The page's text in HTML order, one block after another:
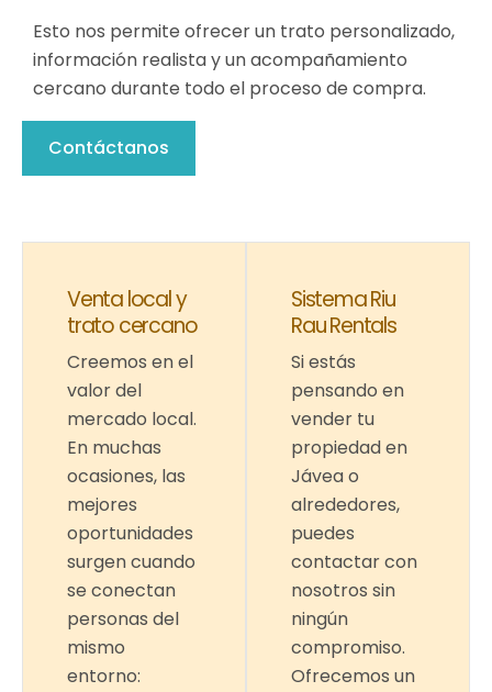
Esto nos permite ofrecer un trato personalizado,
información realista y un acompañamiento
cercano durante todo el proceso de compra.
Contáctanos
Venta local y
trato cercano
Creemos en el
valor del
mercado local.
En muchas
ocasiones, las
mejores
oportunidades
surgen cuando
se conectan
personas del
mismo
entorno:
Sistema Riu
Rau Rentals
Si estás
pensando en
vender tu
propiedad en
Jávea o
alrededores,
puedes
contactar con
nosotros sin
ningún
compromiso.
Ofrecemos un